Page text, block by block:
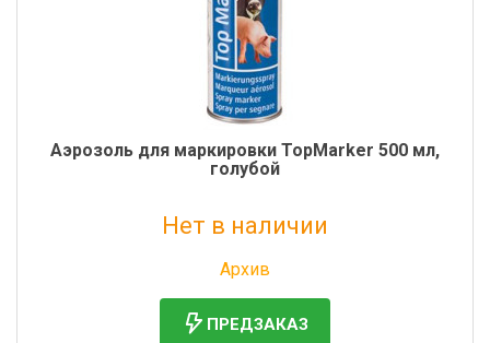
Аэрозоль для маркировки TopMarker 500 мл,
голубой
Нет в наличии
Архив
ПРЕДЗАКАЗ